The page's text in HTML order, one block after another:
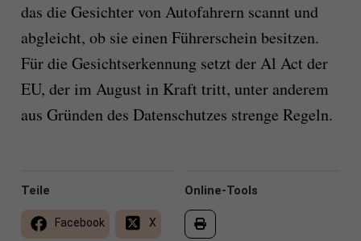
das die Gesichter von Autofahrern scannt und
abgleicht, ob sie einen Führerschein besitzen.
Für die Gesichtserkennung setzt der Al Act der
EU, der im August in Kraft tritt, unter anderem
aus Gründen des Datenschutzes strenge Regeln.
Online-Tools
Teile
Facebook X